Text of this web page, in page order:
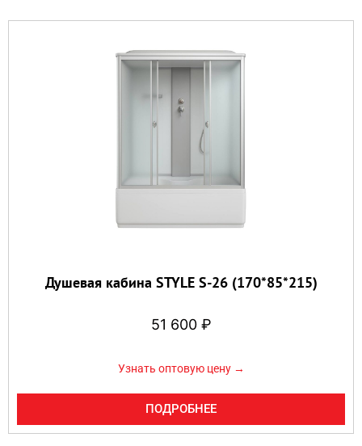
Душевая кабина STYLE S-26 (170*85*215)
51 600 ₽
Узнать оптовую цену →
ПОДРОБНЕЕ